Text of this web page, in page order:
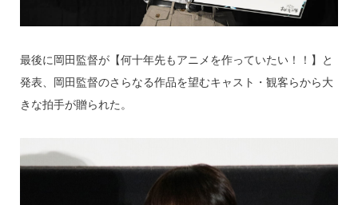
最後に岡田監督が【何十年先もアニメを作っていたい！！】と
発表、岡田監督のさらなる作品を望むキャスト・観客らから大
きな拍手が贈られた。